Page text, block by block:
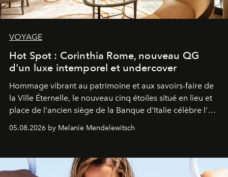
VOYAGE
Hot Spot : Corinthia Rome, nouveau QG
d'un luxe intemporel et undercover
Hommage vibrant au patrimoine et aux savoirs-faire de
la Ville Éternelle, le nouveau cinq étoiles situé en lieu et
place de l'ancien siège de la Banque d'Italie célèbre l'art
de vivre Romain dans toute son élégance intemporelle.
05.08.2026 by Melanie Mendelewitsch